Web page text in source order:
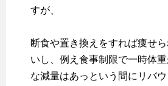
すが、
断食や置き換えをすれば痩せ
いし、例え食事制限で一時体
な減量はあっという間にリバ